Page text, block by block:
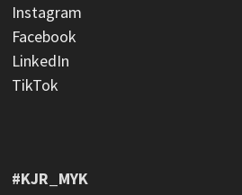
Instagram
Facebook
LinkedIn
TikTok
#KJR_MYK